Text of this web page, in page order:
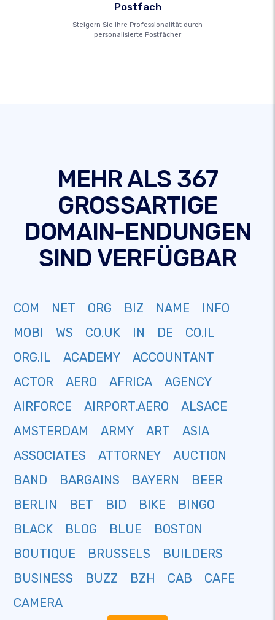
Postfach
Steigern Sie Ihre Professionalität durch
personalisierte Postfächer
MEHR ALS 367
GROSSARTIGE
DOMAIN-ENDUNGEN
SIND VERFÜGBAR
COM NET ORG BIZ NAME
INFO
MOBI
WS CO.UK IN DE
CO.IL
ORG.IL
ACADEMY
ACCOUNTANT
ACTOR
AERO AFRICA
AGENCY
AIRFORCE
AIRPORT.AERO
ALSACE
AMSTERDAM
ARMY ART
ASIA
ASSOCIATES
ATTORNEY
AUCTION
BAND
BARGAINS BAYERN
BEER
BERLIN
BET BID BIKE
BINGO
BLACK
BLOG BLUE
BOSTON
BOUTIQUE
BRUSSELS
BUILDERS
BUSINESS
BUZZ BZH CAB
CAFE
CAMERA